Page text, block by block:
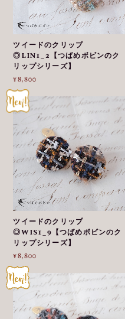
ツイードのクリップ
◎LIN1_2【つばめボビンのク
リップシリーズ】
¥8,800
ツイードのクリップ
◎WIS1_9【つばめボビンのク
リップシリーズ】
¥8,800